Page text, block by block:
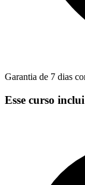
Garantia de 7 dias
Esse curso inclui